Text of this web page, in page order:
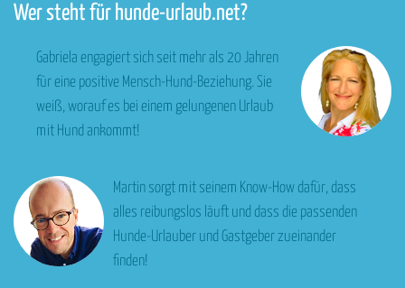
Wer steht für hunde-urlaub.net?
Gabriela engagiert sich seit mehr als 20 Jahren
für eine positive Mensch-Hund-Beziehung. Sie
weiß, worauf es bei einem gelungenen Urlaub
mit Hund ankommt!
Martin sorgt mit seinem Know-How dafür, dass
alles reibungslos läuft und dass die passenden
Hunde-Urlauber und Gastgeber zueinander
finden!